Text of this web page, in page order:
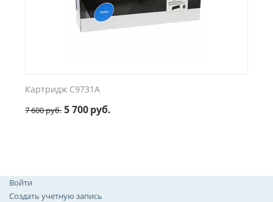
Картридж C9731A
7 600руб. 5 700руб.
Войти
Создать учетную запись